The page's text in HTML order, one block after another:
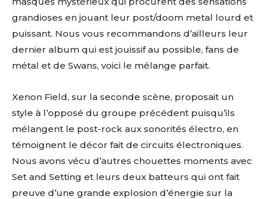
grandioses en jouant leur post/doom metal lourd et
puissant. Nous vous recommandons d’ailleurs leur
dernier album qui est jouissif au possible, fans de
métal et de Swans, voici le mélange parfait.
Xenon Field, sur la seconde scène, proposait un
style à l’opposé du groupe précédent puisqu’ils
mélangent le post-rock aux sonorités électro, en
témoignent le décor fait de circuits électroniques.
Nous avons vécu d’autres chouettes moments avec
Set and Setting et leurs deux batteurs qui ont fait
preuve d’une grande explosion d’énergie sur la